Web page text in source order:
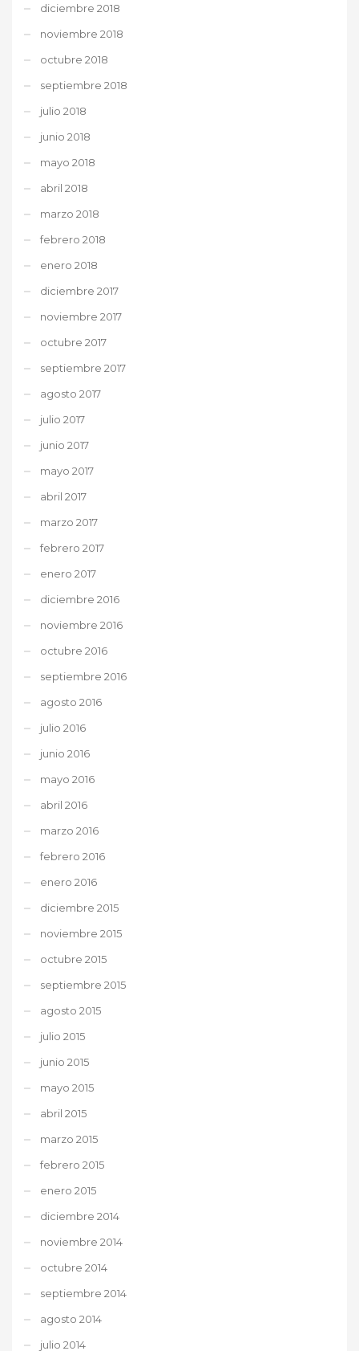
diciembre 2018
noviembre 2018
octubre 2018
septiembre 2018
julio 2018
junio 2018
mayo 2018
abril 2018
marzo 2018
febrero 2018
enero 2018
diciembre 2017
noviembre 2017
octubre 2017
septiembre 2017
agosto 2017
julio 2017
junio 2017
mayo 2017
abril 2017
marzo 2017
febrero 2017
enero 2017
diciembre 2016
noviembre 2016
octubre 2016
septiembre 2016
agosto 2016
julio 2016
junio 2016
mayo 2016
abril 2016
marzo 2016
febrero 2016
enero 2016
diciembre 2015
noviembre 2015
octubre 2015
septiembre 2015
agosto 2015
julio 2015
junio 2015
mayo 2015
abril 2015
marzo 2015
febrero 2015
enero 2015
diciembre 2014
noviembre 2014
octubre 2014
septiembre 2014
agosto 2014
julio 2014